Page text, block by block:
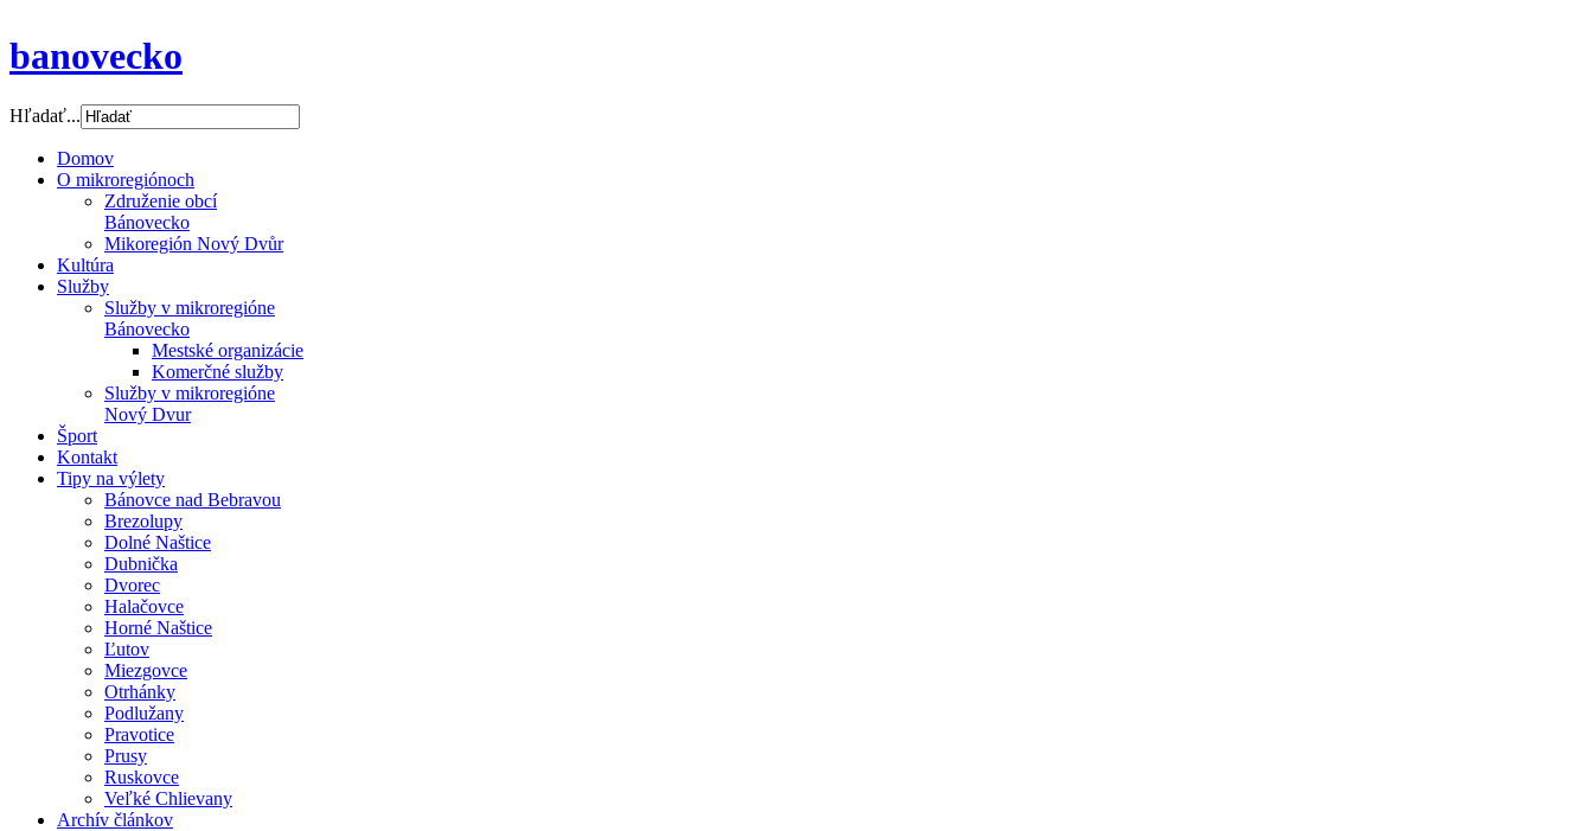
banovecko
Hľadať...
Domov
O mikroregiónoch
Združenie obcí
Bánovecko
Mikoregión Nový Dvůr
Kultúra
Služby
Služby v mikroregióne
Bánovecko
Mestské organizácie
Komerčné služby
Služby v mikroregióne
Nový Dvur
Šport
Kontakt
Tipy na výlety
Bánovce nad Bebravou
Brezolupy
Dolné Naštice
Dubnička
Dvorec
Halačovce
Horné Naštice
Ľutov
Miezgovce
Otrhánky
Podlužany
Pravotice
Prusy
Ruskovce
Veľké Chlievany
Archív článkov